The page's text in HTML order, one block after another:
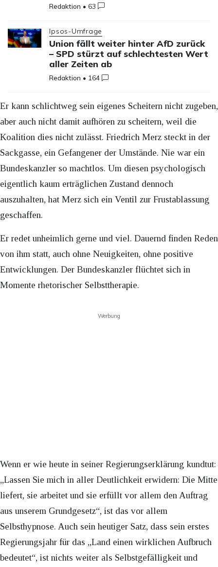
Redaktion •63
Ipsos-Umfrage
Union fällt weiter hinter AfD zurück
– SPD stürzt auf schlechtesten Wert
aller Zeiten ab
Redaktion • 164
Er kann schlichtweg sein eigenes Scheitern nicht zugeben,
aber auch nicht damit aufhören zu scheitern, weil die
Koalition dies nicht zulässt. Friedrich Merz steckt in der
Sackgasse, ein Gefangener der Umstände. Nie war ein
Bundeskanzler so machtlos. Um diesen psychologisch
eigentlich kaum erträglichen Zustand dennoch
auszuhalten, hat Merz sich ein Ventil zur Frustablassung
geschaffen.
Er redet unheimlich gerne und viel. Dauernd finden Reden
von ihm statt, auch ohne Neuigkeiten, ohne positive
Entwicklungen. Der Bundeskanzler flüchtet sich in
Momente rhetorischer Selbsttherapie.
Werbung
Wenn er wie heute in seiner Regierungserklärung kundtut:
„Lassen Sie mich in aller Deutlichkeit erwidern: Die Mitte
liefert, sie arbeitet und sie erfüllt vor allem den Auftrag
aus unserem Grundgesetz“, ist das vor allem
Selbsthypnose. Auch sein heutiger Satz, dass sein erstes
Regierungsjahr für das „Land einen wirklichen Aufbruch
bedeutet“, ist nichts weiter als Selbstgefälligkeit und